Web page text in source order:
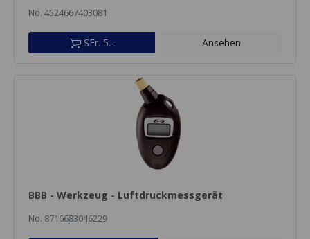
No. 4524667403081
SFr. 5.- Ansehen
BBB - Werkzeug - Luftdruckmessgerät
No. 8716683046229